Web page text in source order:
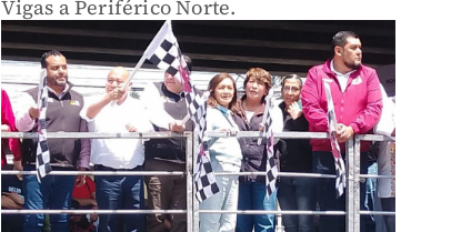
Vigas a Periférico Norte.